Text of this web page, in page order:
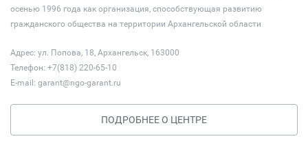
осенью 1996 года как организация, способствующая развитию
гражданского общества на территории Архангельской области
Адрес: ул. Попова, 18, Архангельск, 163000
Телефон: +7(818) 220-65-10
E-mail: garant@ngo-garant.ru
ПОДРОБНЕЕ О ЦЕНТРЕ